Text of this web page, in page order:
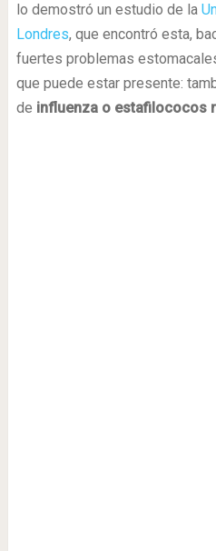
lo demostró un estudio de la
Londres, que encontró esta,
fuertes problemas
que puede estar presente:
de influenza o estafilococos